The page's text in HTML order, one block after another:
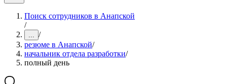
Поиск сотрудников в Анапской
/
... /
резюме в Анапской/
начальник отдела разработки/
полный день